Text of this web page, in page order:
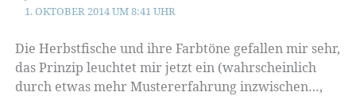
1. OKTOBER 2014 UM 8:41 UHR
Die Herbstfische und ihre Farbtöne gefallen mir sehr,
das Prinzip leuchtet mir jetzt ein (wahrscheinlich
durch etwas mehr Mustererfahrung inzwischen…,